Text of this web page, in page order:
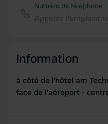
Numéro de téléphone
Information
à côté de l'hôtel am
face de l'aéroport -